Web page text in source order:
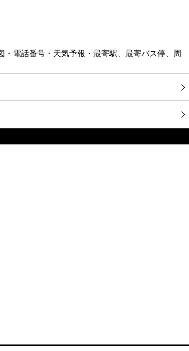
電話番号・天気予報・最寄駅、最寄バス停、周